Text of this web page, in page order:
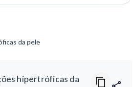
da pele
hipertróficas da